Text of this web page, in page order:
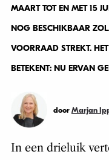
MAART TOT EN MET 15
NOG BESCHIKBAAR
VOORRAAD STREKT.
BETEKENT: NU ERVAN
door Marjan
In een drieluik